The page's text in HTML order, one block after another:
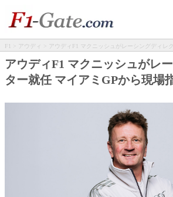
F1 > アウディ
> アウディF1 マクニッシュがレーシングディレ
指揮
アウディF1 マクニッシュがレ
ター就任 マイアミGPから現場